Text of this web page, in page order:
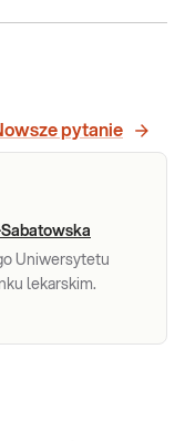
wiążącego
pytanie
Uniwersytetu
lekarskim.